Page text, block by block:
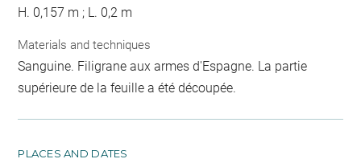
H. 0,157 m ; L. 0,2 m
Materials and techniques
Sanguine. Filigrane aux armes d'Espagne. La partie
supérieure de la feuille a été découpée.
PLACES AND DATES